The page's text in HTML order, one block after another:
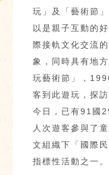
玩」及「藝術節
以是親子互動的
際接軌文化交流
象，同時具有地
玩藝術節」，
客到此遊玩，探
今日，已有91國
人次遊客參與了
文組織下「國際
指標性活動之一。